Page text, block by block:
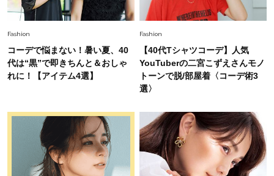
旬着こなし3選。地味見え回避のコツは「バッグ
選び」！
いめハーフパンツでモードに昇華
Fashion 2026.7.9
スタイリストが本気で推す！40代がほどよく華
Fashion
コーデで悩まない！暑い夏、40
代は“黒”で即きちんと＆おしゃ
れに！【アイテム4選】
Fashion
【40代Tシャツコーデ】人気
YouTuberの二宮こずえさんモノ
トーンで脱/部屋着〈コーデ術3
選〉